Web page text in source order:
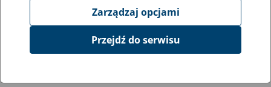
Event description
Zapraszamy Państwa na bezpłatne szkolenie
Zarządzaj opcjami
Przejdź do serwisu